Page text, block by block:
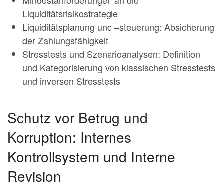
Liquiditätsrisikostrategie
Liquiditätsplanung und –steuerung: Absicherung
der Zahlungsfähigkeit
Stresstests und Szenarioanalysen: Definition
und Kategorisierung von klassischen Stresstests
und inversen Stresstests
Schutz vor Betrug und
Korruption: Internes
Kontrollsystem und Interne
Revision